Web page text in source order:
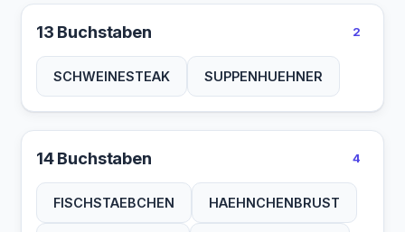
13 Buchstaben 2
SCHWEINESTEAK SUPPENHUEHNER
14 Buchstaben 4
FISCHSTAEBCHEN HAEHNCHENBRUST